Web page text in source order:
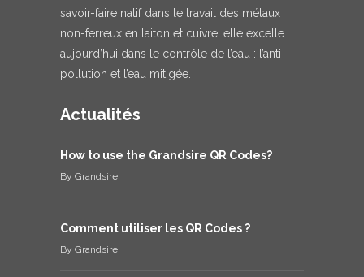
savoir-faire natif dans le travail des métaux
non-ferreux en laiton et cuivre, elle excelle
aujourd’hui dans le contrôle de l’eau : l’anti-
pollution et l’eau mitigée.
Actualités
How to use the Grandsire QR Codes?
By Grandsire
Comment utiliser les QR Codes ?
By Grandsire